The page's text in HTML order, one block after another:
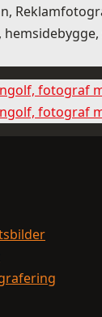
fotograf
fotograf